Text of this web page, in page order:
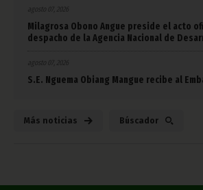
agosto 07, 2026
Milagrosa Obono Angue preside el acto
despacho de la Agencia Nacional de
agosto 07, 2026
S.E. Nguema Obiang Mangue recibe al
Más noticias Búscador